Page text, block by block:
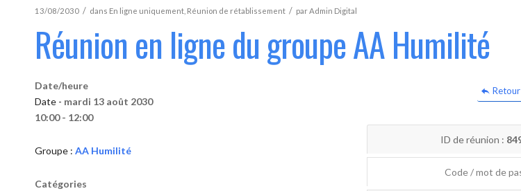
13/08/2030 / dans En ligne uniquement Réunion de rétablissement / parAdmin Digital
Réunion en ligne du groupe AA Humilité
Date/heure
Date - mardi 13 août 2030
10:00 - 12:00
Groupe : AA Humilité
Catégories
ID de réunion :
Code / mot de